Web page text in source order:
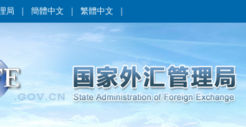
局 簡體中文 繁體中文